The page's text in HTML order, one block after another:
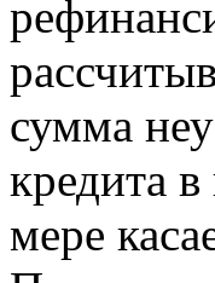
сумма
кредита
мере